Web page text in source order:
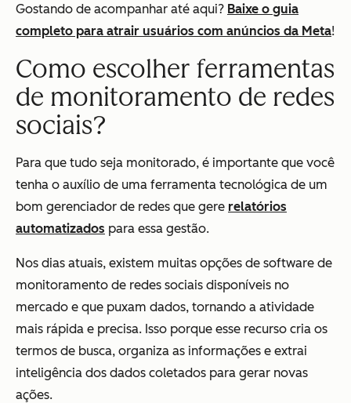
Gostando de acompanhar até aqui? Baixe o guia
completo para atrair usuários com anúncios da Meta!
Como escolher ferramentas
de monitoramento de redes
sociais?
Para que tudo seja monitorado, é importante que você
tenha o auxílio de uma ferramenta tecnológica de um
bom gerenciador de redes que gere relatórios
automatizados para essa gestão.
Nos dias atuais, existem muitas opções de software de
monitoramento de redes sociais disponíveis no
mercado e que puxam dados, tornando a atividade
mais rápida e precisa. Isso porque esse recurso cria os
termos de busca, organiza as informações e extrai
inteligência dos dados coletados para gerar novas
ações.